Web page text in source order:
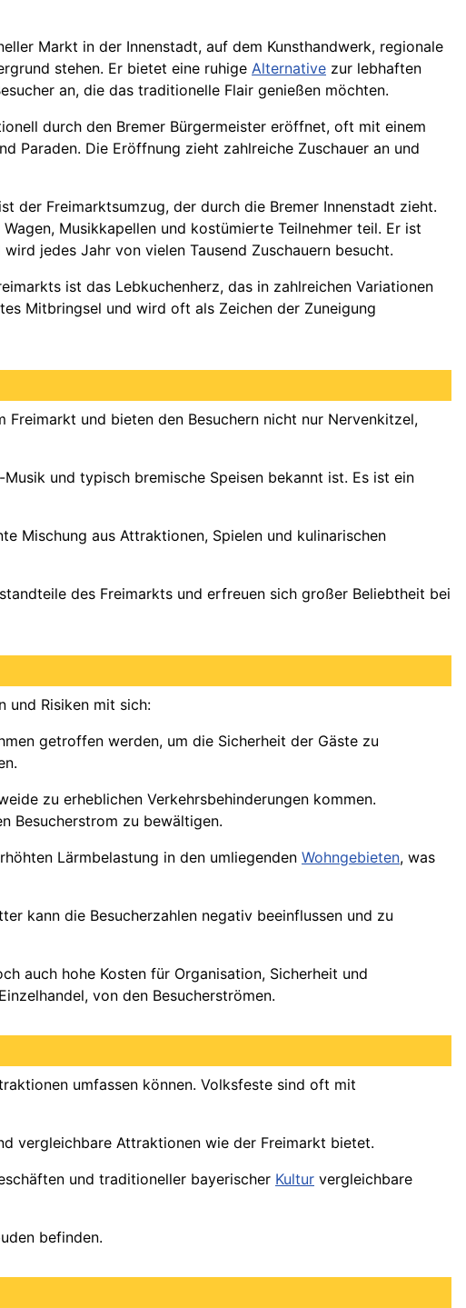
Markt in der Innenstadt, auf dem Kunsthandwerk, regionale
stehen. Er bietet eine ruhige Alternative zur lebhaften
an, die das traditionelle Flair genießen möchten.
durch den Bremer Bürgermeister eröffnet, oft mit einem
Paraden. Die Eröffnung zieht zahlreiche Zuschauer an und
der Freimarktsumzug, der durch die Bremer Innenstadt zieht.
Musikkapellen und kostümierte Teilnehmer teil. Er ist
jedes Jahr von vielen Tausend Zuschauern besucht.
ist das Lebkuchenherz, das in zahlreichen Variationen
Mitbringsel und wird oft als Zeichen der Zuneigung
und bieten den Besuchern nicht nur Nervenkitzel,
und typisch bremische Speisen bekannt ist. Es ist ein
Mischung aus Attraktionen, Spielen und kulinarischen
des Freimarkts und erfreuen sich großer Beliebtheit bei
und Risiken mit sich:
getroffen werden, um die Sicherheit der Gäste zu
zu erheblichen Verkehrsbehinderungen kommen.
Besucherstrom zu bewältigen.
Lärmbelastung in den umliegenden Wohngebieten, was
kann die Besucherzahlen negativ beeinflussen und zu
auch hohe Kosten für Organisation, Sicherheit und
von den Besucherströmen.
umfassen können. Volksfeste sind oft mit
vergleichbare Attraktionen wie der Freimarkt bietet.
und traditioneller bayerischer Kultur vergleichbare
befinden.